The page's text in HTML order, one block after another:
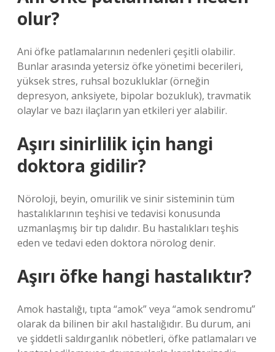
olur?
Ani öfke patlamalarının nedenleri çeşitli olabilir.
Bunlar arasında yetersiz öfke yönetimi becerileri,
yüksek stres, ruhsal bozukluklar (örneğin
depresyon, anksiyete, bipolar bozukluk), travmatik
olaylar ve bazı ilaçların yan etkileri yer alabilir.
Aşırı sinirlilik için hangi
doktora gidilir?
Nöroloji, beyin, omurilik ve sinir sisteminin tüm
hastalıklarının teşhisi ve tedavisi konusunda
uzmanlaşmış bir tıp dalıdır. Bu hastalıkları teşhis
eden ve tedavi eden doktora nörolog denir.
Aşırı öfke hangi hastalıktır?
Amok hastalığı, tıpta “amok” veya “amok sendromu”
olarak da bilinen bir akıl hastalığıdır. Bu durum, ani
ve şiddetli saldırganlık nöbetleri, öfke patlamaları ve